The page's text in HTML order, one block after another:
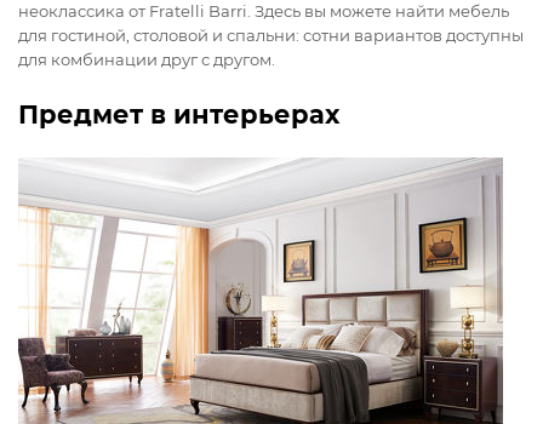
неоклассика от Fratelli Barri. Здесь вы можете найти мебель
для гостиной, столовой и спальни: сотни вариантов доступны
для комбинации друг с другом.
Предмет в интерьерах